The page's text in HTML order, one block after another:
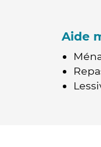
Aide